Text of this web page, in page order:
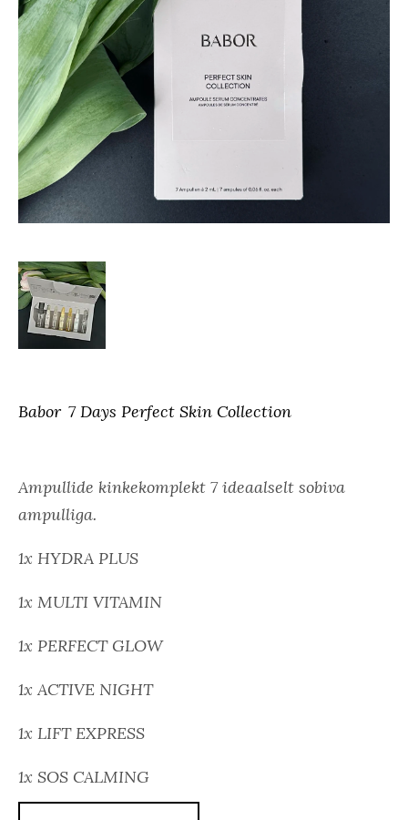
Babor 7 Days Perfect Skin Collection
Ampullide kinkekomplekt 7 ideaalselt sobiva
ampulliga.
1x HYDRA PLUS
1x MULTI VITAMIN
1x PERFECT GLOW
1x ACTIVE NIGHT
1x LIFT EXPRESS
1x SOS CALMING